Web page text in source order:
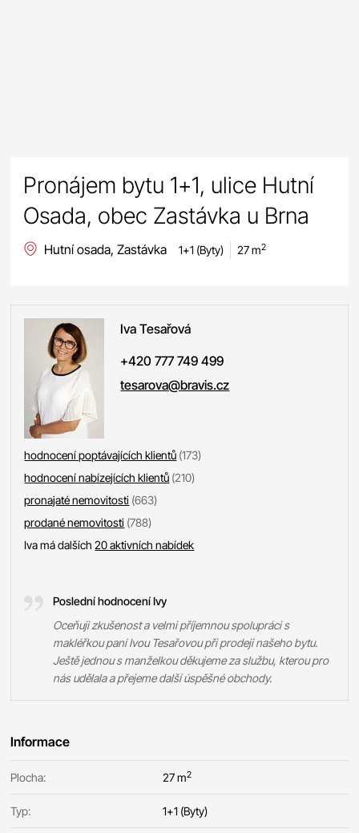
Pronájem bytu 1+1, ulice Hutní
Osada, obec Zastávka u Brna
Hutní osada, Zastávka 1+1 (Byty) 27 m2
IvaTesařová
+420 777 749 499
tesarova@bravis.cz
hodnocení poptávajících klientů (173)
hodnocení nabízejících klientů (210)
pronajaté nemovitosti (663)
prodané nemovitosti (788)
Iva má dalších20 aktivních nabídek
Poslední hodnocení Ivy
Oceňuji zkušenost a velmi příjemnou spolupráci s
makléřkou paní Ivou Tesařovou při prodeji našeho bytu.
Ještě jednou s manželkou děkujeme za službu, kterou pro
nás udělala a přejeme další úspěšné obchody.
Informace
Plocha: 27 m2
Typ: 1+1 (Byty)